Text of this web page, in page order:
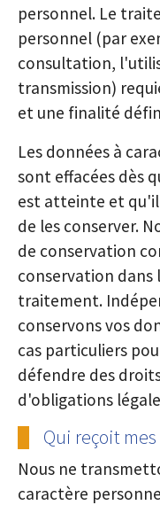
personnel. Le
personnel (par
consultation,
transmission)
et une finalité
Les données à
sont effacées dès
est atteinte et qu'il
de les conserver.
de conservation
conservation dans
traitement.
conservons vos
cas particuliers
défendre des
d'obligations
Qui reçoit
Nous ne
caractère